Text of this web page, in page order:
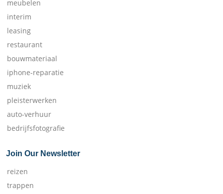
meubelen
interim
leasing
restaurant
bouwmateriaal
iphone-reparatie
muziek
pleisterwerken
auto-verhuur
bedrijfsfotografie
Join Our Newsletter
reizen
trappen